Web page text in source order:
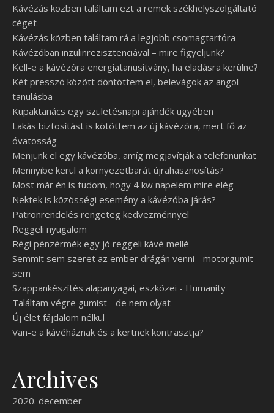
Kávézás közben találtam ezt a remek székhelyszolgáltató
céget
Kávézás közben találtam rá a legjobb csomagtartóra
Kávézóban inzulinrezisztenciával – mire figyeljünk?
Kell-e a kávézóra energiatanusítvány, ha eladásra kerülne?
Két presszó között döntöttem el, belevágok az angol
tanulásba
Kupaktanács egy születésnapi ajándék ügyében
Lakás biztosítást is kötöttem az új kávézóra, mert fő az
óvatosság
Menjünk el egy kávézóba, amíg megjavítják a telefonunkat
Mennyibe kerül a környezetbarát újrahasznosítás?
Most már én is tudom, hogy 4 kw napelem mire elég
Nektek is közösségi esemény a kávézóba járás?
Patronrendelés rengeteg kedvezménnyel
Reggeli nyugalom
Régi pénzérmék egy jó reggeli kávé mellé
Semmit sem szeret az ember drágán venni - motorgumit
sem
Szappankészítés alapanyagai, eszközei - Humanity
Találtam végre gumist - de nem olyat
Új élet fájdalom nélkül
Van-e a kávéháznak és a kertnek kontrasztja?
Archives
2020. december